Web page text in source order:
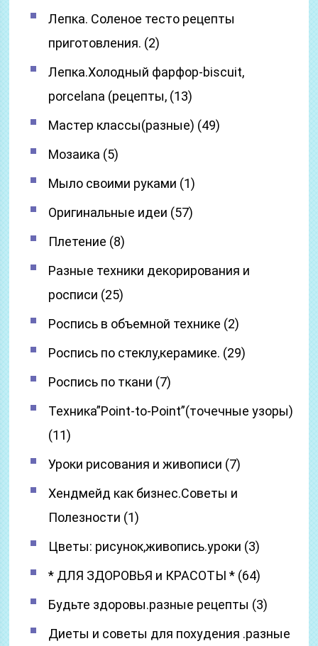
Лепка. Соленое тесто рецепты
приготовления. (2)
Лепка.Холодный фарфор-biscuit,
porcelana (рецепты, (13)
Мастер классы(разные) (49)
Мозаика (5)
Мыло своими руками (1)
Оригинальные идеи (57)
Плетение (8)
Разные техники декорирования и
росписи (25)
Роспись в объемной технике (2)
Роспись по стеклу,керамике. (29)
Роспись по ткани (7)
Техника”Point-to-Point”(точечные узоры)
(11)
Уроки рисования и живописи (7)
Хендмейд как бизнес.Советы и
Полезности (1)
Цветы: рисунок,живопись.уроки (3)
* ДЛЯ ЗДОРОВЬЯ и КРАСОТЫ * (64)
Будьте здоровы.разные рецепты (3)
Диеты и советы для похудения .разные